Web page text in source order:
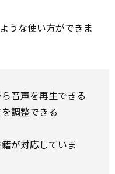
うな使い方ができま
音声を再生できる
調整できる
が対応していま